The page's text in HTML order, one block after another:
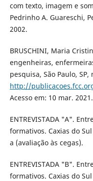
com texto, imagem e
Pedrinho A. Guareschi,
2002.
BRUSCHINI, Maria
engenheiras,
pesquisa, São Paulo,
http://
Acesso em: 10 mar. 2021.
ENTREVISTADA "A".
formativos. Caxias do
a (avaliação às cegas).
ENTREVISTADA "B".
formativos. Caxias do